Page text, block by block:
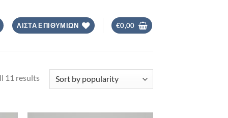
ΛΙΣΤΑ ΕΠΙΘΥΜΙΩΝ €0,00
11 resultsSorted